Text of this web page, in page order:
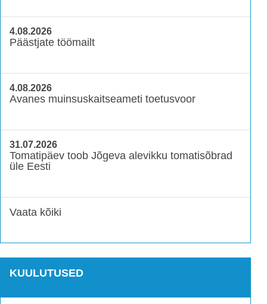
4.08.2026
Päästjate töömailt
4.08.2026
Avanes muinsuskaitseameti toetusvoor
31.07.2026
Tomatipäev toob Jõgeva alevikku tomatisõbrad
üle Eesti
Vaata kõiki
KUULUTUSED